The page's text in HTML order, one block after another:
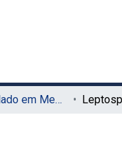
TCC - Bacharelado em Medicina Veterinária (UAG)